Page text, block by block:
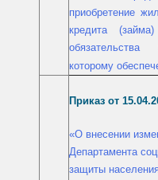
приобретение
кредита
которому
Приказ от 15
«О внесении
Департамента
защиты